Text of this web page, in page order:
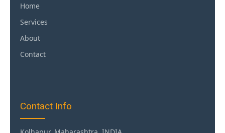
Home
Services
About
Contact
Contact Info